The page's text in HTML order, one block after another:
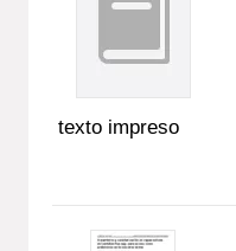
texto impreso